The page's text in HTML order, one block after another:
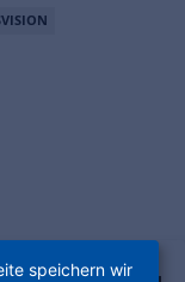
speichern wir